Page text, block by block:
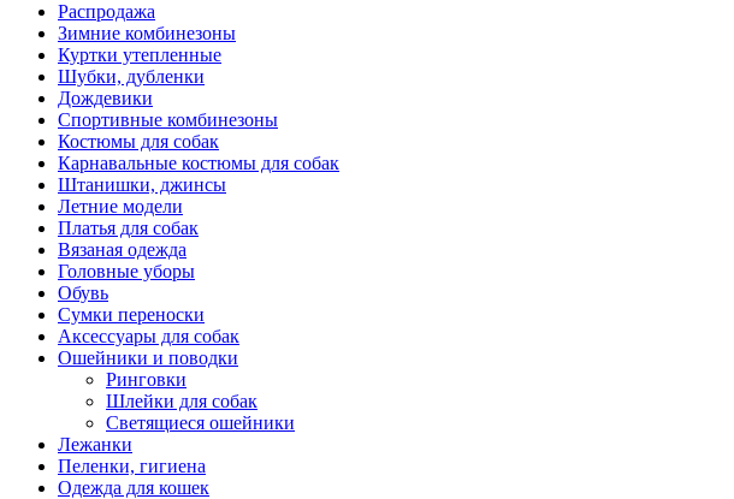
Распродажа
Зимние комбинезоны
Куртки утепленные
Шубки, дубленки
Дождевики
Спортивные комбинезоны
Костюмы для собак
Карнавальные костюмы для собак
Штанишки, джинсы
Летние модели
Платья для собак
Вязаная одежда
Головные уборы
Обувь
Сумки переноски
Аксессуары для собак
Ошейники и поводки
Ринговки
Шлейки для собак
Светящиеся ошейники
Лежанки
Пеленки, гигиена
Одежда для кошек